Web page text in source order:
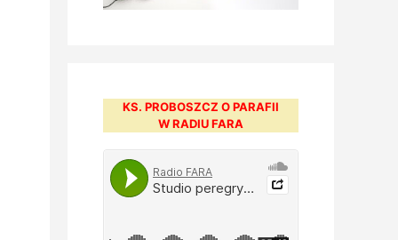
KS. PROBOSZCZ O PARAFII
W RADIU FARA